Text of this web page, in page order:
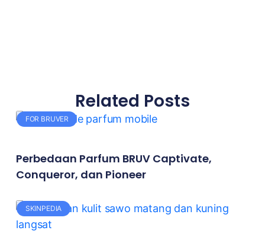
Related Posts
FOR BRUVER
Perbedaan Parfum BRUV Captivate,
Conqueror, dan Pioneer
SKINPEDIA